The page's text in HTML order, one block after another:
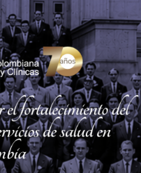
pensar más
“Sabemos
no es
los
la prioridad
a través de
aprendizaje